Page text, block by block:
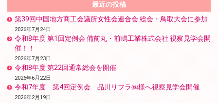
最近の投稿
第39回中国地方商工会議所女性会連合会 総会・鳥取大会に参加
2026年7月24日
令和8年度 第1回定例会 備前丸・前嶋工業株式会社 視察見学会開
催！！
2026年7月23日
令和8年度 第22回通常総会を開催
2026年6月22日
令和7年度 第4回定例会 品川リフラ㈱様へ視察見学会開催
2026年2月19日